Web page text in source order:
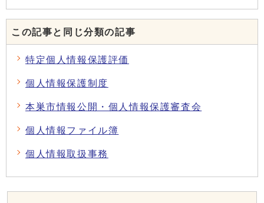
この記事と同じ分類の記事
特定個人情報保護評価
個人情報保護制度
本巣市情報公開・個人情報保護審査会
個人情報ファイル簿
個人情報取扱事務